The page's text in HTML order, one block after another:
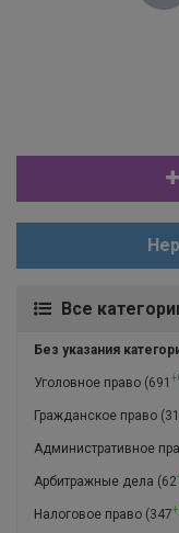
Все
Без указания
Уголовное право (691
Гражданское право
Административное
Арбитражные дела (62
Налоговое право (347